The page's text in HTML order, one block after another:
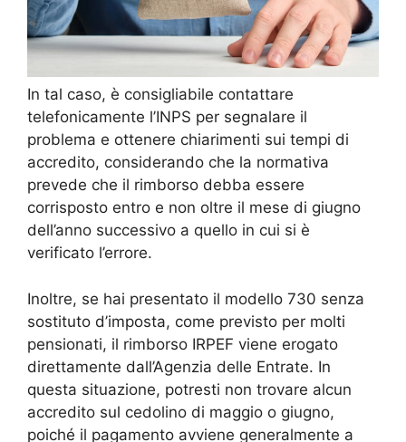
In tal caso, è consigliabile contattare
telefonicamente l’INPS per segnalare il
problema e ottenere chiarimenti sui tempi di
accredito, considerando che la normativa
prevede che il rimborso debba essere
corrisposto entro e non oltre il mese di giugno
dell’anno successivo a quello in cui si è
verificato l’errore.
Inoltre, se hai presentato il modello 730 senza
sostituto d’imposta, come previsto per molti
pensionati, il rimborso IRPEF viene erogato
direttamente dall’Agenzia delle Entrate. In
questa situazione, potresti non trovare alcun
accredito sul cedolino di maggio o giugno,
poiché il pagamento avviene generalmente a